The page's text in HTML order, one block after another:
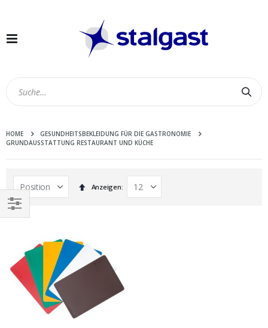
Navigation
HOME
GESUNDHEITSBEKLEIDUNG FÜR DIE GASTRONOMIE
GRUNDAUSSTATTUNG RESTAURANT UND KÜCHE
In
absteigender
Anzeigen
EINKAUFEN